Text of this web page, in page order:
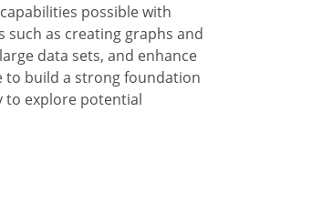
possible with
such as creating graphs and
data sets, and enhance
to build a strong foundation
to explore potential